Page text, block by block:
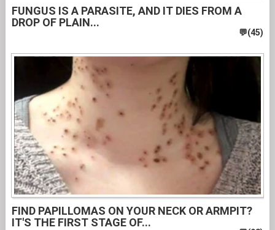
FUNGUS IS A PARASITE, AND IT DIES FROM A
DROP OF PLAIN...
FIND PAPILLOMAS ON YOUR NECK OR ARMPIT?
IT'S THE FIRST STAGE OF...